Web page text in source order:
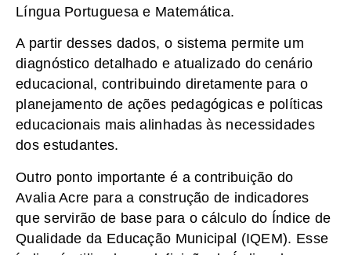
Língua Portuguesa e Matemática.
A partir desses dados, o sistema permite um
diagnóstico detalhado e atualizado do cenário
educacional, contribuindo diretamente para o
planejamento de ações pedagógicas e políticas
educacionais mais alinhadas às necessidades
dos estudantes.
Outro ponto importante é a contribuição do
Avalia Acre para a construção de indicadores
que servirão de base para o cálculo do Índice de
Qualidade da Educação Municipal (IQEM). Esse